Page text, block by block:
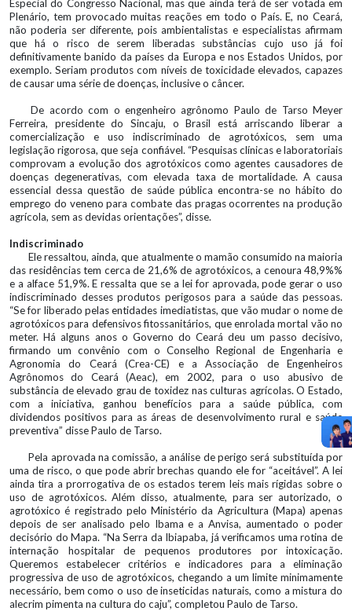
Especial do Congresso Nacional, mas que ainda terá de ser votada em
Plenário, tem provocado muitas reações em todo o País. E, no Ceará,
não poderia ser diferente, pois ambientalistas e especialistas afirmam
que há o risco de serem liberadas substâncias cujo uso já foi
definitivamente banido da países da Europa e nos Estados Unidos, por
exemplo. Seriam produtos com níveis de toxicidade elevados, capazes
de causar uma série de doenças, inclusive o câncer.
De acordo com o engenheiro agrônomo Paulo de Tarso Meyer
Ferreira, presidente do Sincaju, o Brasil está arriscando liberar a
comercialização e uso indiscriminado de agrotóxicos, sem uma
legislação rigorosa, que seja confiável. “Pesquisas clínicas e laboratoriais
comprovam a evolução dos agrotóxicos como agentes causadores de
doenças degenerativas, com elevada taxa de mortalidade. A causa
essencial dessa questão de saúde pública encontra-se no hábito do
emprego do veneno para combate das pragas ocorrentes na produção
agrícola, sem as devidas orientações”, disse.
Indiscriminado
Ele ressaltou, ainda, que atualmente o mamão consumido na maioria
das residências tem cerca de 21,6% de agrotóxicos, a cenoura 48,9%%
e a alface 51,9%. E ressalta que se a lei for aprovada, pode gerar o uso
indiscriminado desses produtos perigosos para a saúde das pessoas.
“Se for liberado pelas entidades imediatistas, que vão mudar o nome de
agrotóxicos para defensivos fitossanitários, que enrolada mortal vão no
meter. Há alguns anos o Governo do Ceará deu um passo decisivo,
firmando um convênio com o Conselho Regional de Engenharia e
Agronomia do Ceará (Crea-CE) e a Associação de Engenheiros
Agrônomos do Ceará (Aeac), em 2002, para o uso abusivo de
substância de elevado grau de toxidez nas culturas agrícolas. O Estado,
com a iniciativa, ganhou benefícios para a saúde pública, com
dividendos positivos para as áreas de desenvolvimento rural e saúde
preventiva” disse Paulo de Tarso.
Pela aprovada na comissão, a análise de perigo será substituída por
uma de risco, o que pode abrir brechas quando ele for “aceitável”. A lei
ainda tira a prorrogativa de os estados terem leis mais rígidas sobre o
uso de agrotóxicos. Além disso, atualmente, para ser autorizado, o
agrotóxico é registrado pelo Ministério da Agricultura (Mapa) apenas
depois de ser analisado pelo Ibama e a Anvisa, aumentado o poder
decisório do Mapa. “Na Serra da Ibiapaba, já verificamos uma rotina de
internação hospitalar de pequenos produtores por intoxicação.
Queremos estabelecer critérios e indicadores para a eliminação
progressiva de uso de agrotóxicos, chegando a um limite minimamente
necessário, bem como o uso de inseticidas naturais, como a mistura do
alecrim pimenta na cultura do caju”, completou Paulo de Tarso.